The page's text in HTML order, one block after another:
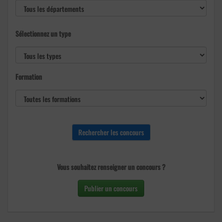
Sélectionnez un type
Formation
Vous souhaitez renseigner un concours ?
Publier un concours